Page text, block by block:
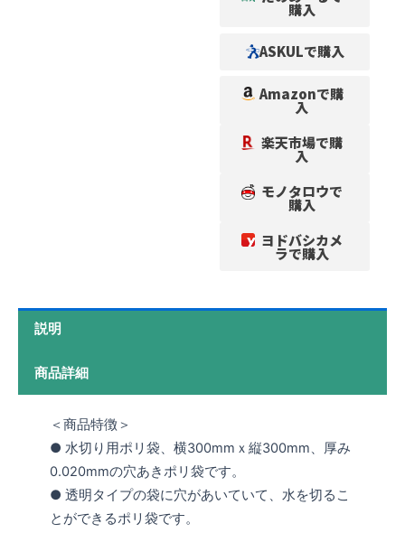
購入
ASKULで購入
Amazonで購
入
楽天市場で購
入
モノタロウで
購入
ヨドバシカメ
ラで購入
説明
商品詳細
＜商品特徴＞
● 水切り用ポリ袋、横300mmｘ縦300mm、厚み
0.020mmの穴あきポリ袋です。
● 透明タイプの袋に穴があいていて、水を切るこ
とができるポリ袋です。